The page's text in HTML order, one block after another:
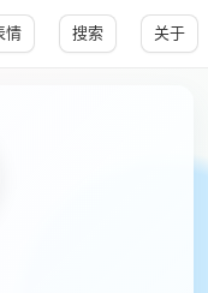
情 搜索 关于